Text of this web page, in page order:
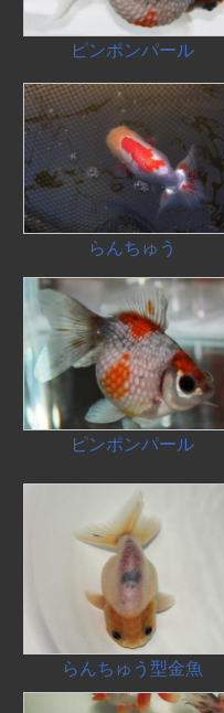
ピンポンパール
らんちゅう
ピンポンパール
らんちゅう型金魚